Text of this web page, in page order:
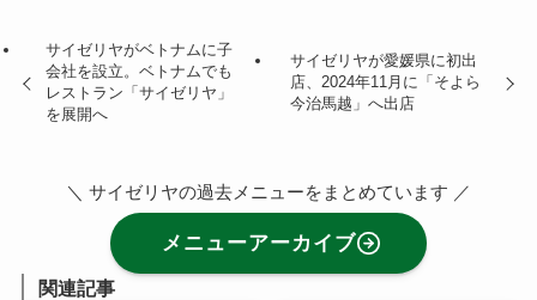
サイゼリヤがベトナムに子
会社を設立。ベトナムでも
レストラン「サイゼリヤ」
を展開へ
サイゼリヤが愛媛県に初出
店、2024年11月に「そよら
今治馬越」へ出店
＼ サイゼリヤの過去メニューをまとめています ／
メニューアーカイブ
関連記事